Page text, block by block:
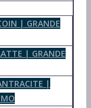
| GRANDE
| GRANDE
|